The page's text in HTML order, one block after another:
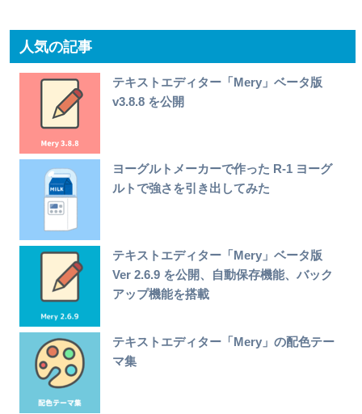
人気の記事
テキストエディター「Mery」ベータ版
v3.8.8 を公開
ヨーグルトメーカーで作った R-1 ヨーグ
ルトで強さを引き出してみた
テキストエディター「Mery」ベータ版
Ver 2.6.9 を公開、自動保存機能、バック
アップ機能を搭載
テキストエディター「Mery」の配色テー
マ集